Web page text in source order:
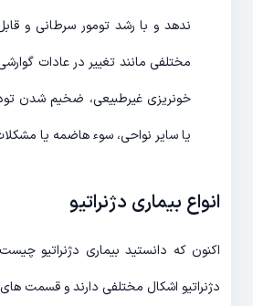
ندهد و با رشد تومور سرطانی و
مختلفی مانند تغییر در عادات
خونریزی غیرطبیعی، ضخیم شدن
یا سایر نواحی، سوء هاضمه یا
انواع بیماری دژنراتیو
اکنون که دانستید بیماری دژنراتیو
دژنراتیو اشکال مختلفی دارند و قسمت